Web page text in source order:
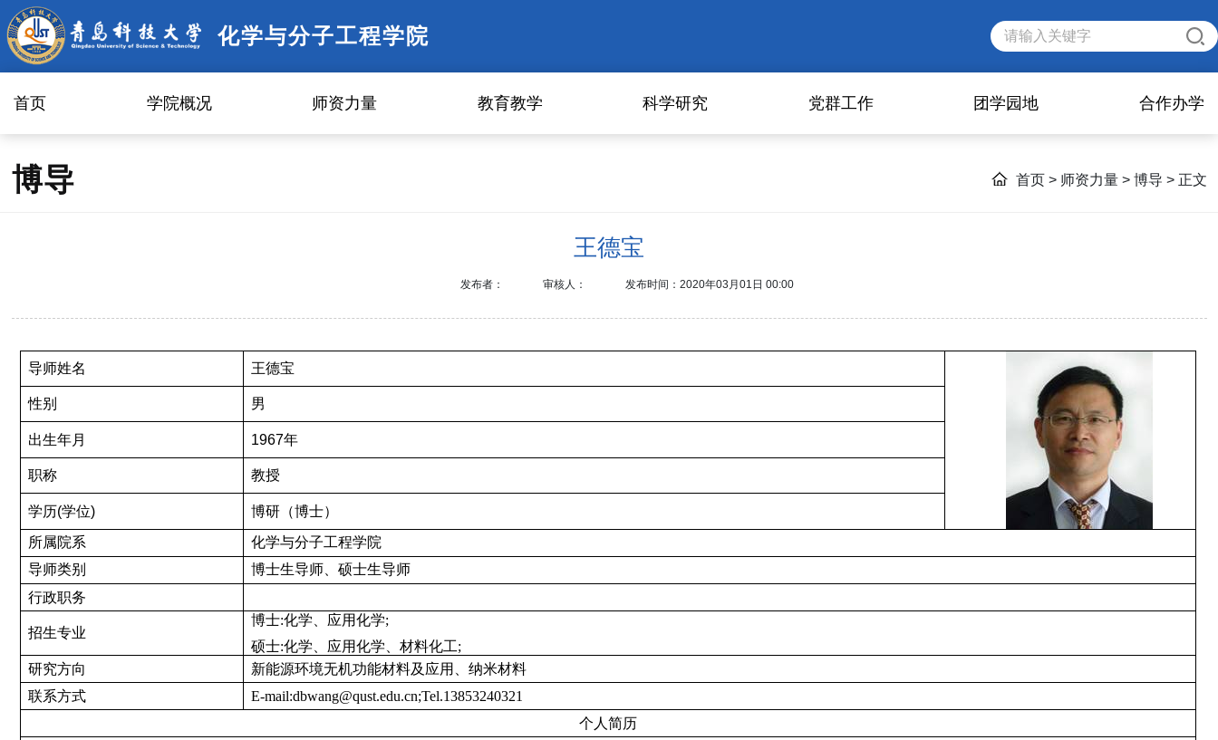
化学与分子工程学院
首页 学院概况 师资力量 教育教学 科学研究 党群工作 团学园地 合作办学
博导 首页 > 师资力量 > 博导 > 正文
王德宝
发布者： 审核人： 发布时间：2020年03月01日 00:00
导师姓名 王德宝
性别 男
出生年月 1967年
职称 教授
学历(学位)
博研（博士）
所属院系
化学与分子工程学院
导师类别
博士生导师、硕士生导师
行政职务
招生专业
博士:化学、应用化学;
硕士:化学、应用化学、材料化工;
研究方向
新能源环境无机功能材料及应用、纳米材料
联系方式
E-mail:dbwang@qust.edu.cn;Tel.13853240321
个人简历